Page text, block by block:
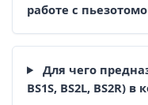
работе с
Для чего
BS1S, BS2L, BS2R) в